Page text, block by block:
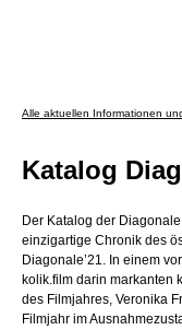
Alle aktuellen Informationen
Katalog
Der Katalog der
einzigartige Chronik des
Diagonale’21. In einem
kolik.film darin markanten
des Filmjahres, Veronika
Filmjahr im